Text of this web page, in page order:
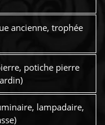
ancienne, trophée
potiche pierre
lampadaire,